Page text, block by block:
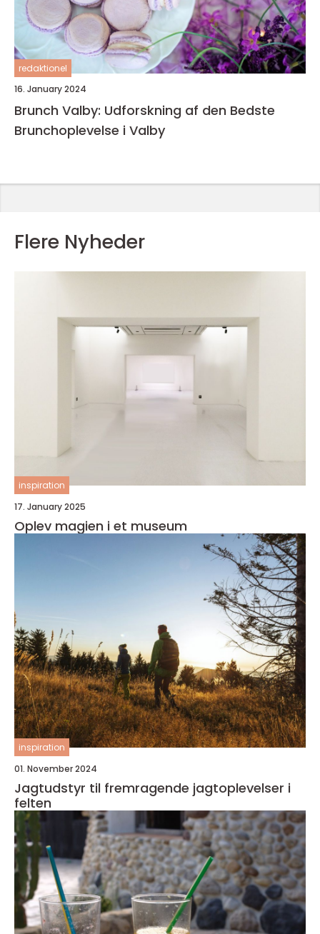
redaktionel
16. January 2024
Brunch Valby: Udforskning af den Bedste
Brunchoplevelse i Valby
Flere Nyheder
inspiration
17. January 2025
Oplev magien i et museum
inspiration
01. November 2024
Jagtudstyr til fremragende jagtoplevelser i
felten